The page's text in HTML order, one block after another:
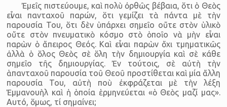
Ἐμεῖς πιστεύουμε, καὶ πολὺ ὀρθῶς βέβαια, ὅτι ὁ Θεὸς
εἶναι πανταχοῦ παρών, ὅτι γεμίζει τὰ πάντα μὲ τὴν
παρουσία Του, ὅτι δὲν ὑπάρχει σημεῖο οὔτε στὸν ὑλικὸ
οὔτε στὸν πνευματικὸ κόσμο στὸ ὁποῖο νὰ μὴν εἶναι
παρὼν ὁ ἄπειρος Θεός. Καὶ εἶναι παρὼν ὄχι τμηματικῶς
ἀλλὰ ὁ ὅλος Θεὸς σὲ ὅλη τὴν δημιουργία καὶ σὲ κάθε
σημεῖο τῆς δημιουργίας. Ἐν τούτοις, σὲ αὐτὴ τὴν
ἁπανταχοῦ παρουσία τοῦ Θεοῦ προστίθεται καὶ μία ἄλλη
παρουσία Του, αὐτὴ ποὺ ἐκφράζεται μὲ τὴν λέξη
Ἐμμανουὴλ καὶ ἡ ὁποία ἑρμηνεύεται «ὁ Θεὸς μαζί μας».
Αυτό, ὅμως, τί σημαίνει;